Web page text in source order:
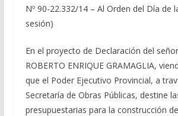
Nº 90-22.332/14 – Al Orden del Día de
sesión)
En el proyecto de Declaración del
ROBERTO ENRIQUE GRAMAGLIA,
que el Poder Ejecutivo Provincial, a
Secretaría de Obras Públicas, destine
presupuestarias para la construcción